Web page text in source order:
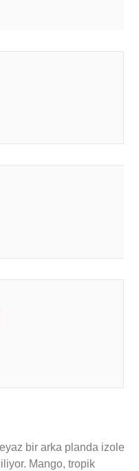
bir arka planda izole
Mango, tropik